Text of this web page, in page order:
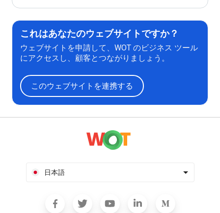
これはあなたのウェブサイトですか？
ウェブサイトを申請して、WOT のビジネス ツール
にアクセスし、顧客とつながりましょう。
このウェブサイトを連携する
日本語